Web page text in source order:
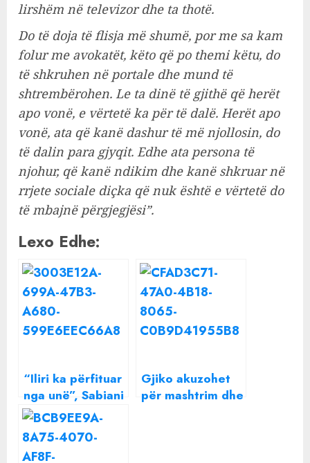
lirshëm në televizor dhe ta thotë.
Do të doja të flisja më shumë, por me sa kam
folur me avokatët, këto që po themi këtu, do
të shkruhen në portale dhe mund të
shtrembërohen. Le ta dinë të gjithë që herët
apo vonë, e vërtetë ka për të dalë. Herët apo
vonë, ata që kanë dashur të më njollosin, do
të dalin para gjyqit. Edhe ata persona të
njohur, që kanë ndikim dhe kanë shkruar në
rrjete sociale diçka që nuk është e vërtetë do
të mbajnë përgjegjësi”.
Lexo Edhe:
“Iliri ka përfituar
nga unë”, Sabiani
sqaron
deklaratën e
bujshme
Gjiko akuzohet
për mashtrim dhe